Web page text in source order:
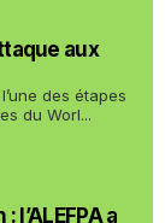
aux
des étapes
du Worl...
l’ALEFPA a